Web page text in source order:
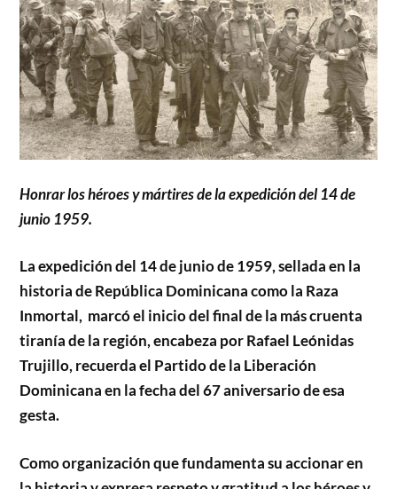
Honrar los héroes y mártires de la expedición del 14 de
junio 1959.
La expedición del 14 de junio de 1959, sellada en la
historia de República Dominicana como la Raza
Inmortal, marcó el inicio del final de la más cruenta
tiranía de la región, encabeza por Rafael Leónidas
Trujillo, recuerda el Partido de la Liberación
Dominicana en la fecha del 67 aniversario de esa
gesta.
Como organización que fundamenta su accionar en